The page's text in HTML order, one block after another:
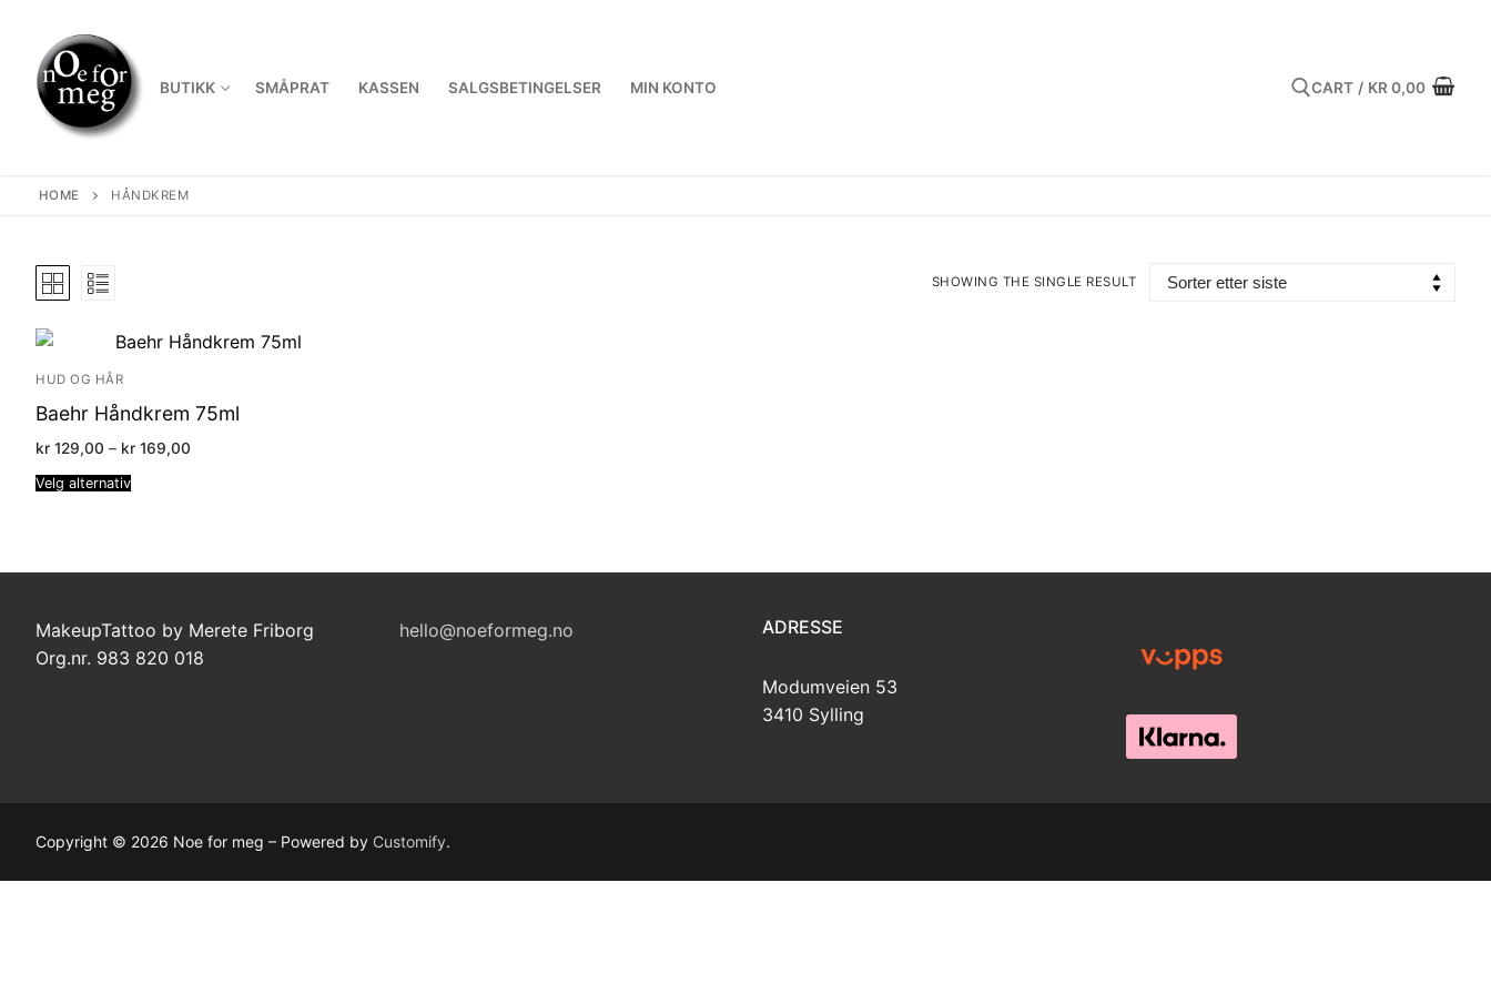
content
BUTIKK SMÅPRAT KASSEN SALGSBETINGELSER MIN KONTO CART / KR 0,00
HOME HÅNDKREM
SHOWING THE SINGLE RESULT
HUD OG HÅR
Baehr Håndkrem 75ml
kr 129,00 – kr 169,00
Velg alternativ
MakeupTattoo by Merete Friborg
Org.nr. 983 820 018
hello@noeformeg.no ADRESSE
Modumveien 53
3410 Sylling
Copyright © 2026 Noe for meg – Powered by Customify.